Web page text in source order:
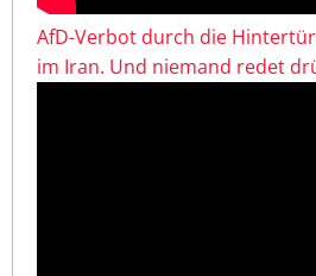
AfD-Verbot durch die
im Iran. Und niemand redet